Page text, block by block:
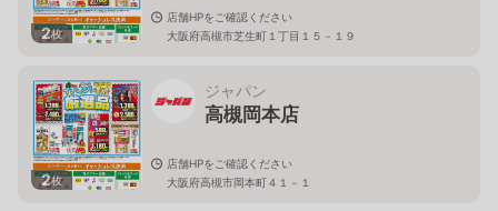
2枚
店舗HPをご確認ください
大阪府高槻市芝生町１丁目１５－１９
2枚
ジャパン
高槻岡本店
店舗HPをご確認ください
大阪府高槻市岡本町４１－１